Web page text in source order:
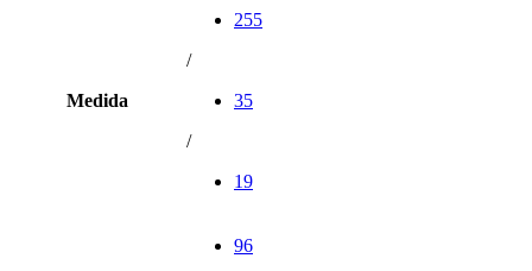
Medida
255
/
35
/
19
96